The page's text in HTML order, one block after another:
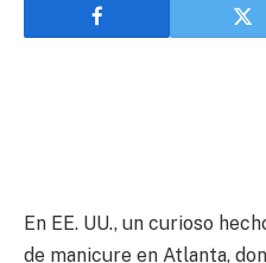
En EE. UU., un curioso
de manicure en Atlanta,